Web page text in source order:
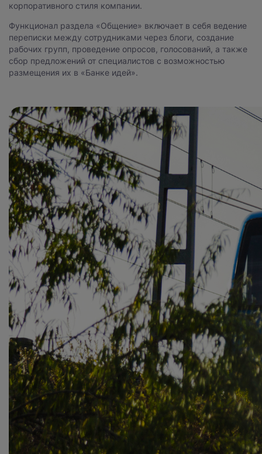
корпоративного стиля компании.
Функционал раздела «Общение» включает в себя ведение
переписки между сотрудниками через блоги, создание
рабочих групп, проведение опросов, голосований, а также
сбор предложений от специалистов с возможностью
размещения их в «Банке идей».